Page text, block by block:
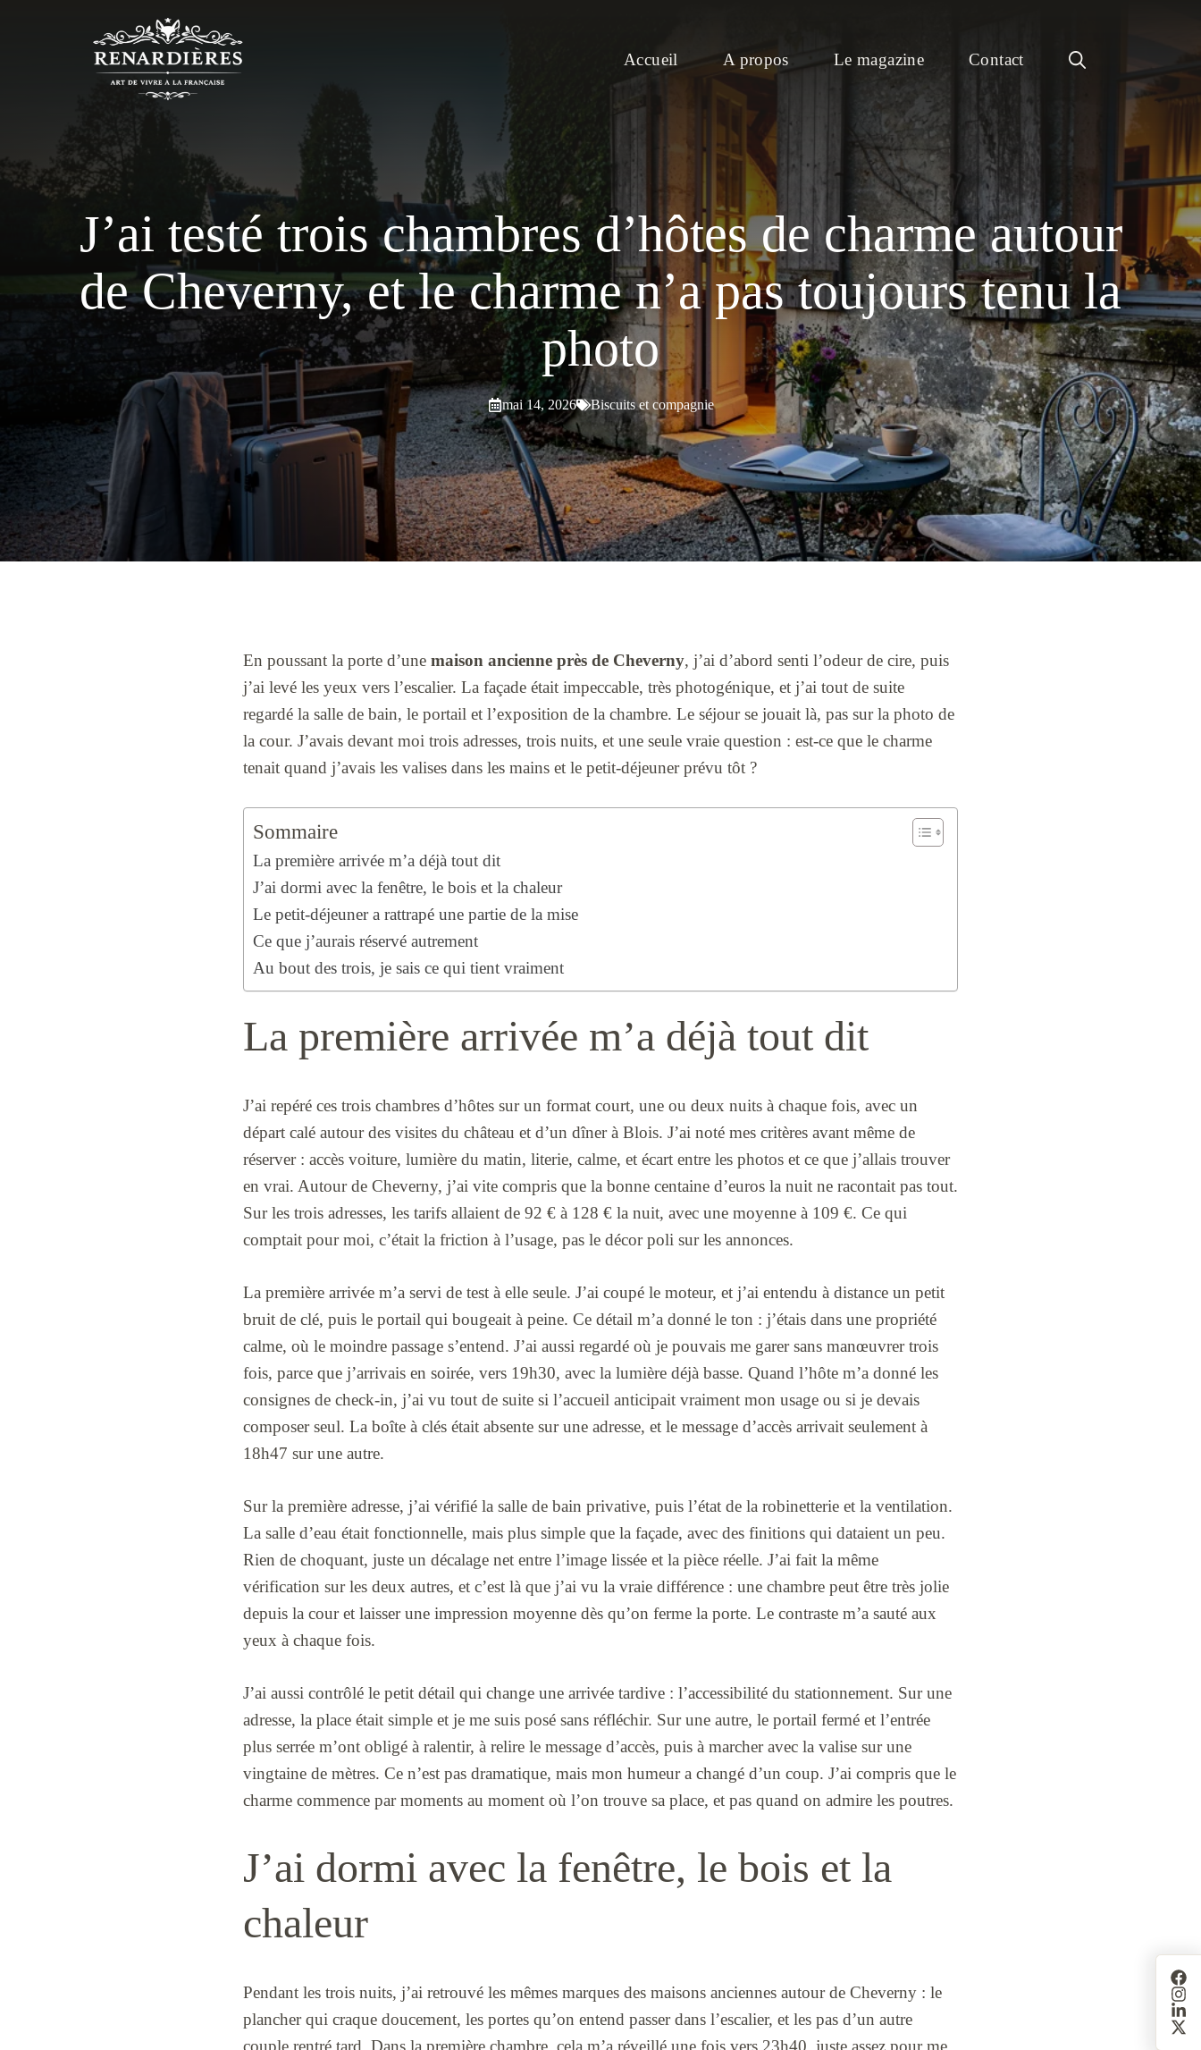
Accueil A propos Le magazine Contact
J’ai testé trois chambres d’hôtes de charme autour
de Cheverny, et le charme n’a pas toujours tenu la
photo
mai 14, 2026 Biscuits et compagnie
En poussant la porte d’une maison ancienne près de Cheverny, j’ai d’abord senti l’odeur de cire, puis
j’ai levé les yeux vers l’escalier. La façade était impeccable, très photogénique, et j’ai tout de suite
regardé la salle de bain, le portail et l’exposition de la chambre. Le séjour se jouait là, pas sur la photo de
la cour. J’avais devant moi trois adresses, trois nuits, et une seule vraie question : est-ce que le charme
tenait quand j’avais les valises dans les mains et le petit-déjeuner prévu tôt ?
Sommaire
La première arrivée m’a déjà tout dit
J’ai dormi avec la fenêtre, le bois et la chaleur
Le petit-déjeuner a rattrapé une partie de la mise
Ce que j’aurais réservé autrement
Au bout des trois, je sais ce qui tient vraiment
La première arrivée m’a déjà tout dit
J’ai repéré ces trois chambres d’hôtes sur un format court, une ou deux nuits à chaque fois, avec un
départ calé autour des visites du château et d’un dîner à Blois. J’ai noté mes critères avant même de
réserver : accès voiture, lumière du matin, literie, calme, et écart entre les photos et ce que j’allais trouver
en vrai. Autour de Cheverny, j’ai vite compris que la bonne centaine d’euros la nuit ne racontait pas tout.
Sur les trois adresses, les tarifs allaient de 92 € à 128 € la nuit, avec une moyenne à 109 €. Ce qui
comptait pour moi, c’était la friction à l’usage, pas le décor poli sur les annonces.
La première arrivée m’a servi de test à elle seule. J’ai coupé le moteur, et j’ai entendu à distance un petit
bruit de clé, puis le portail qui bougeait à peine. Ce détail m’a donné le ton : j’étais dans une propriété
calme, où le moindre passage s’entend. J’ai aussi regardé où je pouvais me garer sans manœuvrer trois
fois, parce que j’arrivais en soirée, vers 19h30, avec la lumière déjà basse. Quand l’hôte m’a donné les
consignes de check-in, j’ai vu tout de suite si l’accueil anticipait vraiment mon usage ou si je devais
composer seul. La boîte à clés était absente sur une adresse, et le message d’accès arrivait seulement à
18h47 sur une autre.
Sur la première adresse, j’ai vérifié la salle de bain privative, puis l’état de la robinetterie et la ventilation.
La salle d’eau était fonctionnelle, mais plus simple que la façade, avec des finitions qui dataient un peu.
Rien de choquant, juste un décalage net entre l’image lissée et la pièce réelle. J’ai fait la même
vérification sur les deux autres, et c’est là que j’ai vu la vraie différence : une chambre peut être très jolie
depuis la cour et laisser une impression moyenne dès qu’on ferme la porte. Le contraste m’a sauté aux
yeux à chaque fois.
J’ai aussi contrôlé le petit détail qui change une arrivée tardive : l’accessibilité du stationnement. Sur une
adresse, la place était simple et je me suis posé sans réfléchir. Sur une autre, le portail fermé et l’entrée
plus serrée m’ont obligé à ralentir, à relire le message d’accès, puis à marcher avec la valise sur une
vingtaine de mètres. Ce n’est pas dramatique, mais mon humeur a changé d’un coup. J’ai compris que le
charme commence par moments au moment où l’on trouve sa place, et pas quand on admire les poutres.
J’ai dormi avec la fenêtre, le bois et la
chaleur
Pendant les trois nuits, j’ai retrouvé les mêmes marques des maisons anciennes autour de Cheverny : le
plancher qui craque doucement, les portes qu’on entend passer dans l’escalier, et les pas d’un autre
couple rentré tard. Dans la première chambre, cela m’a réveillé une fois vers 23h40, juste assez pour me